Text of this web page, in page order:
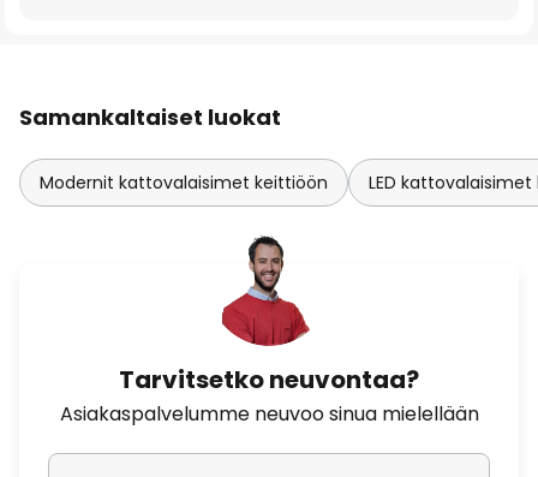
Samankaltaiset luokat
Modernit kattovalaisimet keittiöön LED
Tarvitsetko neuvontaa?
Asiakaspalvelumme neuvoo sinua mielellään